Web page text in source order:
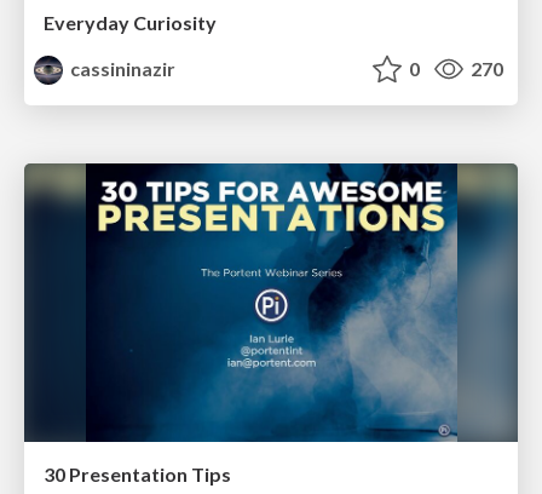
Everyday Curiosity
cassininazir
0 270
30 Presentation Tips